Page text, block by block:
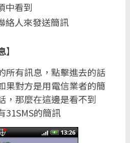
中看到
絡人來發送簡訊
】
所有訊息，點擊進去的話
果對方是用電信業者的簡
，那麼在這邊是看不到
31SMS的簡訊